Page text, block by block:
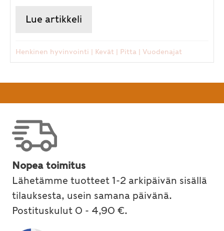
Lue artikkeli
Henkinen hyvinvointi | Kevät | Pitta | Vuodenajat
Nopea toimitus
Lähetämme tuotteet 1-2 arkipäivän sisällä
tilauksesta, usein samana päivänä.
Postituskulut 0 - 4,90 €.